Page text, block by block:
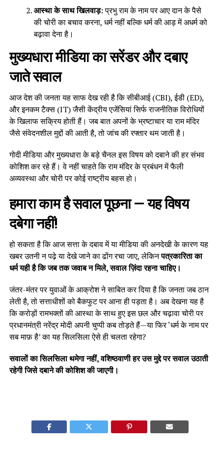
आस्था के साथ खिलवाड़:प्रभु राम के नाम पर आए दान के पैसे
की चोरी का बचाव करना, धर्म नहीं बल्कि धर्म की आड़ में अधर्म को
बढ़ावा देना है।
मुख्यधारा मीडिया का सरेंडर और दबाए
जाते सवाल
आज देश की जनता यह साफ देख रही है कि सीबीआई (CBI), ईडी (ED),
और इनकम टैक्स (IT) जैसी केंद्रीय एजेंसियां सिर्फ राजनीतिक विरोधियों
के खिलाफ सक्रिय होती हैं। जब बात अपनों के भ्रष्टाचार या राम मंदिर
जैसे संवेदनशील मुद्दों की आती है, तो जांच की रफ्तार थम जाती है।
गोदी मीडिया और मुख्यधारा के बड़े चैनल इस विषय को दबाने की हर संभव
कोशिश कर रहे हैं। वे नहीं चाहते कि राम मंदिर के प्रबंधन में फैली
अव्यवस्था और चोरी पर कोई राष्ट्रीय बहस हो।
हमारा काम है सवाल पूछना — यह विषय
दबेगा नहीं!
हो सकता है कि आज सत्ता के दबाव में या मीडिया की अनदेखी के कारण यह
खबर उतनी न पढ़े या देखे जाने का ढोंग रचा जाए, लेकिनपत्रकारिता का
धर्म यही है कि जब तक जवाब न मिले, सवाल ज़िंदा रहना चाहिए।
जंतर-मंतर पर युवाओं के आक्रोश ने साबित कर दिया है कि जनता जब ठान
लेती है, तो सत्ताधीशों को बैकफुट पर आना ही पड़ता है। अब देखना यह है
कि करोड़ों रामभक्तों की आस्था के साथ हुए इस छल और चढ़ावा चोरी पर
प्रधानमंत्री नरेंद्र मोदी अपनी चुप्पी कब तोड़ते हैं—या फिर ‘धर्म के नाम पर
सब माफ़ है’ का यह सिलसिला ऐसे ही चलता रहेगा?
सवालों का सिलसिला थमेगा नहीं, वशिष्ठवाणी हर उस मुद्दे पर सवाल उठाती
रहेगी जिसे दबाने की कोशिश की जाएगी।